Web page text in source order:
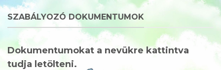
SZABÁLYOZÓ DOKUMENTUMOK
Dokumentumokat a nevükre kattintva
tudja letölteni.